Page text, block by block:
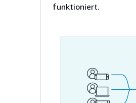
funktioniert.